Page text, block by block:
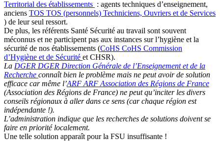
Territorial des établissements : agents techniques d’enseignement,
anciens TOS TOS (personnels) Techniciens, Ouvriers et de Services
) de leur seul ressort.
De plus, les référents Santé Sécurité au travail sont souvent
méconnus et ne participent pas aux instances sur l’hygiène et la
sécurité de nos établissements (CoHS CoHS Commission
d’Hygiène et de Sécurité et CHSR).
La DGER DGER Direction Générale de l’Enseignement et de la
Recherche connaît bien le problème mais ne peut avoir de solution
efficace car même l’ARF ARF Association des Régions de France
(Association des Régions de France) ne peut qu’inciter les divers
conseils régionaux à aller dans ce sens (car chaque région est
indépendante !).
L’administration indique que les recherches de solutions doivent se
faire en priorité localement.
Une telle solution apparaît pour la FSU insuffisante !